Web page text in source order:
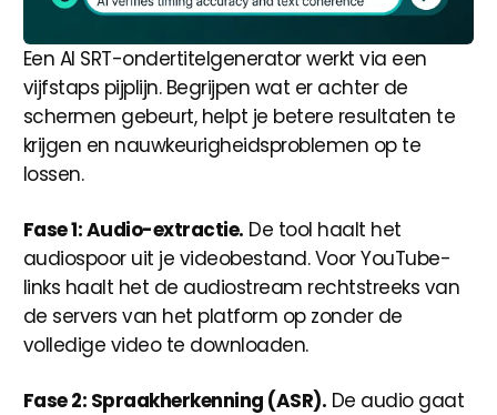
Een AI SRT-ondertitelgenerator werkt via een
vijfstaps pijplijn. Begrijpen wat er achter de
schermen gebeurt, helpt je betere resultaten te
krijgen en nauwkeurigheidsproblemen op te
lossen.
Fase 1: Audio-extractie. De tool haalt het
audiospoor uit je videobestand. Voor YouTube-
links haalt het de audiostream rechtstreeks van
de servers van het platform op zonder de
volledige video te downloaden.
Fase 2: Spraakherkenning (ASR). De audio gaat